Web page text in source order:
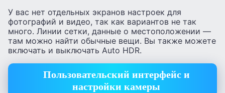
У вас нет отдельных экранов настроек для
фотографий и видео, так как вариантов не так
много. Линии сетки, данные о местоположении —
там можно найти обычные вещи. Вы также можете
включать и выключать Auto HDR.
Пользовательский интерфейс и
настройки камеры